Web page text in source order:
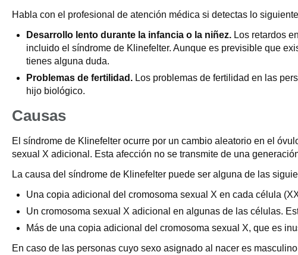
Habla con el profesional de atención médica si detectas lo
Desarrollo lento durante la infancia o la niñez. Los retardos
incluido el síndrome de Klinefelter. Aunque es previsible que
tienes alguna duda.
Problemas de fertilidad. Los problemas de fertilidad en las
hijo biológico.
Causas
El síndrome de Klinefelter ocurre por un cambio aleatorio en el
sexual X adicional. Esta afección no se transmite de una
La causa del síndrome de Klinefelter puede ser alguna de las
Una copia adicional del cromosoma sexual X en cada célula
Un cromosoma sexual X adicional en algunas de las células.
Más de una copia adicional del cromosoma sexual X, que es
En caso de las personas cuyo sexo asignado al nacer es